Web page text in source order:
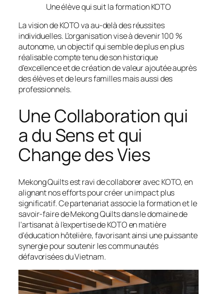
Une élève qui suit la formation KOTO
La vision de KOTO va au-delà des réussites
individuelles. L’organisation vise à devenir 100 %
autonome, un objectif qui semble de plus en plus
réalisable compte tenu de son historique
d’excellence et de création de valeur ajoutée auprès
des élèves et de leurs familles mais aussi des
professionnels.
Une Collaboration qui
a du Sens et qui
Change des Vies
Mekong Quilts est ravi de collaborer avec KOTO, en
alignant nos efforts pour créer un impact plus
significatif. Ce partenariat associe la formation et le
savoir-faire de Mekong Quilts dans le domaine de
l’artisanat à l’expertise de KOTO en matière
d’éducation hôtelière, favorisant ainsi une puissante
synergie pour soutenir les communautés
défavorisées du Vietnam.